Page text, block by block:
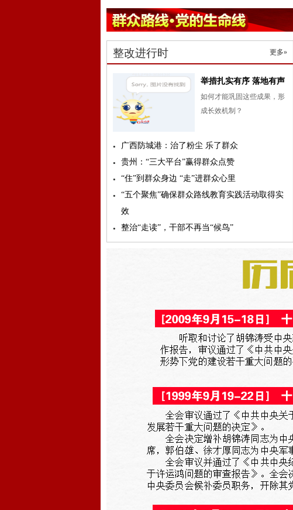
整改进行时 更多»
举措扎实有序 落地有声
如何才能巩固这些成果，形
成长效机制？
广西防城港：治了粉尘 乐了群众
贵州：“三大平台”赢得群众点赞
“住”到群众身边 “走”进群众心里
“五个聚焦”确保群众路线教育实践活动取得实
效
整治“走读”，干部不再当“候鸟”